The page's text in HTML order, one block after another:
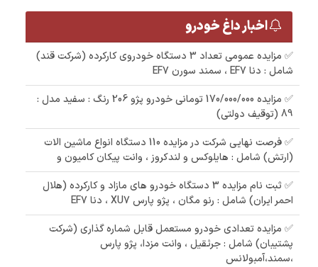
اخبار داغ خودرو
✅ مزایده عمومی تعداد 3 دستگاه خودروی کارکرده (شرکت قند)
شامل : دنا EF7 ، سمند سورن EF7
✅ مزایده 170/000/000 تومانی خودرو پژو 206 رنگ : سفید مدل :
89 (توقیف دولتی)
✅ فرصت نهایی شرکت در مزایده 110 دستگاه انواع ماشین الات
(ارتش) شامل : هایلوکس و لندکروز ، وانت پیکان کامیون و
✅ ثبت نام مزایده 3 دستگاه خودرو های مازاد و کارکرده (هلال
احمر ایران) شامل : رنو مگان ، پژو پارس XU7 ، دنا EF7
✅ مزایده تعدادی خودرو مستعمل قابل شماره گذاری (شرکت
پشتیبان) شامل : جرثقیل ، وانت مزدا، پژو پارس
،سمند،آمبولانس